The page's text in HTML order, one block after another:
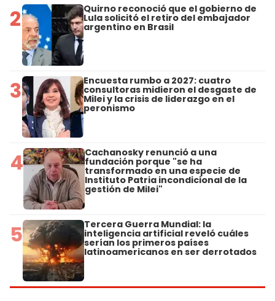
2 Quirno reconoció que el gobierno de
Lula solicitó el retiro del embajador
argentino en Brasil
3 Encuesta rumbo a 2027: cuatro
consultoras midieron el desgaste de
Milei y la crisis de liderazgo en el
peronismo
4 Cachanosky renunció a una
fundación porque "se ha
transformado en una especie de
Instituto Patria incondicional de la
gestión de Milei"
5 Tercera Guerra Mundial: la
inteligencia artificial reveló cuáles
serían los primeros países
latinoamericanos en ser derrotados